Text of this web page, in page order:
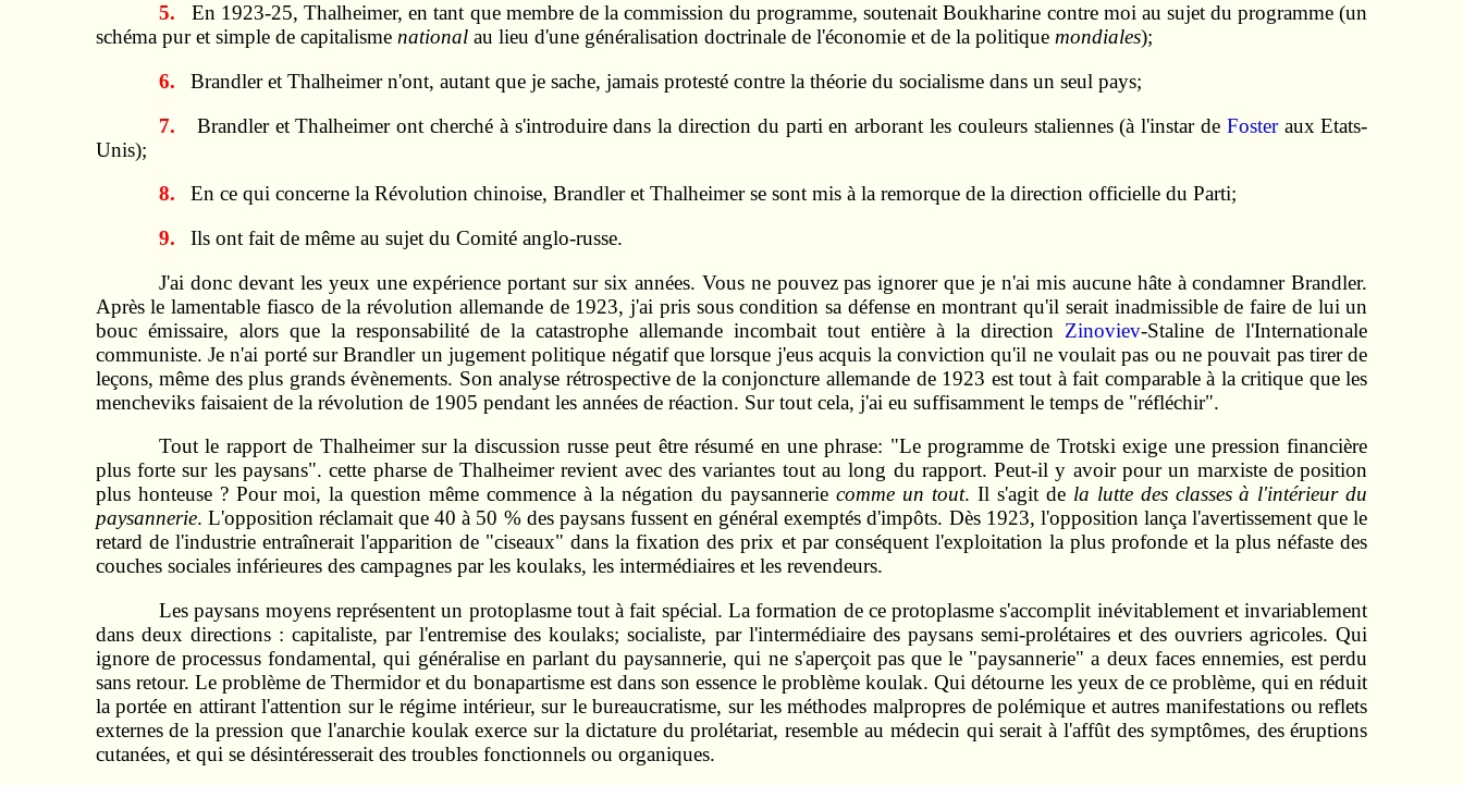
5.
En 1923-25, Thalheimer, en tant que membre de la commission du programme, soutenait Boukharine contre moi au sujet du programme (un
schéma pur et simple de capitalisme nationalau lieu d'une généralisation doctrinale de l'économie et de la politique mondiales);
6.
Brandler et Thalheimer n'ont, autant que je sache, jamais protesté contre la théorie du socialisme dans un seul pays;
7.
Brandler et Thalheimer ont cherché à s'introduire dans la direction du parti en arborant les couleurs staliennes (à l'instar de Fosteraux Etats-
Unis);
8.
En ce qui concerne la Révolution chinoise, Brandler et Thalheimer se sont mis à la remorque de la direction officielle du Parti;
9.
Ils ont fait de même au sujet du Comité anglo-russe.
J'ai donc devant les yeux une expérience portant sur six années. Vous ne pouvez pas ignorer que je n'ai mis aucune hâte à condamner Brandler.
Après le lamentable fiasco de la révolution allemande de 1923, j'ai pris sous condition sa défense en montrant qu'il serait inadmissible de faire de lui un
bouc émissaire, alors que la responsabilité de la catastrophe allemande incombait tout entière à la direction Zinoviev-Staline de l'Internationale
communiste. Je n'ai porté sur Brandler un jugement politique négatif que lorsque j'eus acquis la conviction qu'il ne voulait pas ou ne pouvait pas tirer de
leçons, même des plus grands évènements. Son analyse rétrospective de la conjoncture allemande de 1923 est tout à fait comparable à la critique que les
mencheviks faisaient de la révolution de 1905 pendant les années de réaction. Sur tout cela, j'ai eu suffisamment le temps de "réfléchir".
Tout le rapport de Thalheimer sur la discussion russe peut être résumé en une phrase: "Le programme de Trotski exige une pression financière
plus forte sur les paysans". cette pharse de Thalheimer revient avec des variantes tout au long du rapport. Peut-il y avoir pour un marxiste de position
plus honteuse ? Pour moi, la question même commence à la négation du paysannerie comme un tout. Il s'agit de la lutte des classes à l'intérieur du
paysannerie. L'opposition réclamait que 40 à 50 % des paysans fussent en général exemptés d'impôts. Dès 1923, l'opposition lança l'avertissement que le
retard de l'industrie entraînerait l'apparition de "ciseaux" dans la fixation des prix et par conséquent l'exploitation la plus profonde et la plus néfaste des
couches sociales inférieures des campagnes par les koulaks, les intermédiaires et les revendeurs.
Les paysans moyens représentent un protoplasme tout à fait spécial. La formation de ce protoplasme s'accomplit inévitablement et invariablement
dans deux directions : capitaliste, par l'entremise des koulaks; socialiste, par l'intermédiaire des paysans semi-prolétaires et des ouvriers agricoles. Qui
ignore de processus fondamental, qui généralise en parlant du paysannerie, qui ne s'aperçoit pas que le "paysannerie" a deux faces ennemies, est perdu
sans retour. Le problème de Thermidor et du bonapartisme est dans son essence le problème koulak. Qui détourne les yeux de ce problème, qui en réduit
la portée en attirant l'attention sur le régime intérieur, sur le bureaucratisme, sur les méthodes malpropres de polémique et autres manifestations ou reflets
externes de la pression que l'anarchie koulak exerce sur la dictature du prolétariat, resemble au médecin qui serait à l'affût des symptômes, des éruptions
cutanées, et qui se désintéresserait des troubles fonctionnels ou organiques.